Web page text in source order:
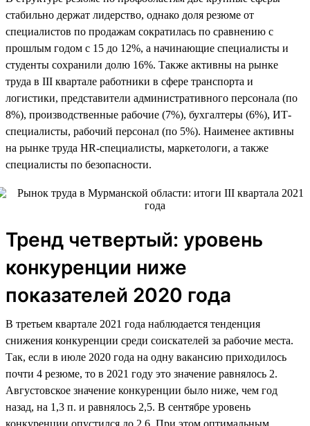
стабильно держат лидерство, однако доля резюме от
специалистов по продажам сократилась по сравнению с
прошлым годом с 15 до 12%, а начинающие специалисты и
студенты сохранили долю 16%. Также активны на рынке
труда в III квартале работники в сфере транспорта и
логистики, представители административного персонала (по
8%), производственные рабочие (7%), бухгалтеры (6%), ИТ-
специалисты, рабочий персонал (по 5%). Наименее активны
на рынке труда HR-специалисты, маркетологи, а также
специалисты по безопасности.
Тренд четвертый: уровень
конкуренции ниже
показателей 2020 года
В третьем квартале 2021 года наблюдается тенденция
снижения конкуренции среди соискателей за рабочие места.
Так, если в июле 2020 года на одну вакансию приходилось
почти 4 резюме, то в 2021 году это значение равнялось 2.
Августовское значение конкуренции было ниже, чем год
назад, на 1,3 п. и равнялось 2,5. В сентябре уровень
конкуренции опустился до 2,6. При этом оптимальным